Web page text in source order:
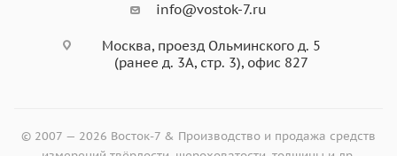
info@vostok-7.ru
Москва, проезд Ольминского д. 5
(ранее д. 3А, стр. 3), офис 827
© 2007 — 2026 Восток-7 & Производство и продажа средств